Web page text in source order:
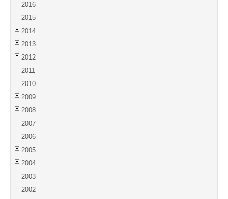
2016
2015
2014
2013
2012
2011
2010
2009
2008
2007
2006
2005
2004
2003
2002